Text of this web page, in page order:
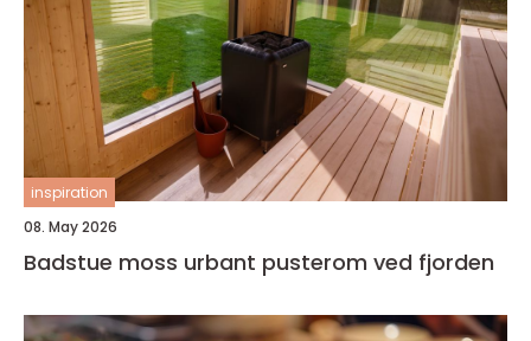
inspiration
08. May 2026
Badstue moss urbant pusterom ved fjorden